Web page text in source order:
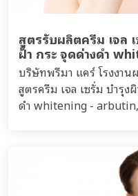
สูตรรับผลิตครีม เจล
ฝ้า กระ จุดด่างดำ
บริษัทพรีมา แคร์ โรงงาน
สูตรครีม เจล เซรั่ม บำรุง
ดำ whitening -